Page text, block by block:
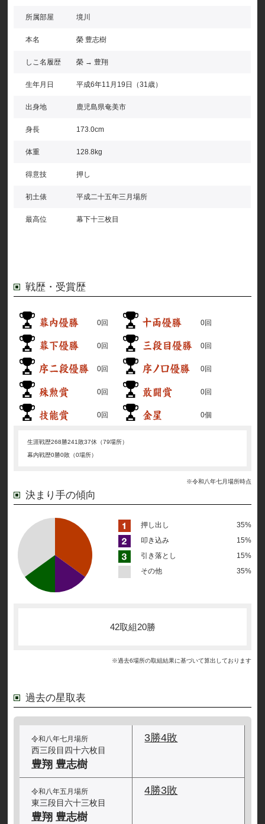
所属部屋 境川
本名 榮 豊志樹
しこ名履歴 榮 → 豊翔
生年月日 平成6年11月19日（31歳）
出身地 鹿児島県奄美市
身長 173.0cm
体重 128.8kg
得意技 押し
初土俵 平成二十五年三月場所
最高位 幕下十三枚目
戦歴・受賞歴
0回 0回
0回 0回
0回 0回
0回 0回
0回 0個
生涯戦歴268勝241敗37休（79場所）
幕内戦歴0勝0敗（0場所）
※令和八年七月場所時点
決まり手の傾向
押し出し
35%
叩き込み
15%
引き落とし
15%
その他
35%
42取組20勝
※過去6場所の取組結果に基づいて算出しております
過去の星取表
令和八年七月場所
西三段目四十六枚目
豊翔 豊志樹
3勝4敗
令和八年五月場所
東三段目六十三枚目
豊翔 豊志樹
4勝3敗